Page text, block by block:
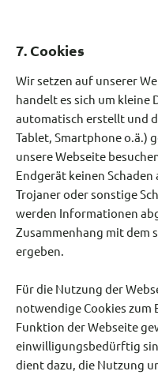
7. Cookies
Wir setzen auf unserer
handelt es sich um kleine
automatisch erstellt und
Tablet, Smartphone o.ä.)
unsere Webseite
Endgerät keinen
Trojaner oder sonstige
werden Informationen
Zusammenhang mit dem
ergeben.
Für die Nutzung der
notwendige Cookies zum
Funktion der Webseite
einwilligungsbedürftig
dient dazu, die Nutzung